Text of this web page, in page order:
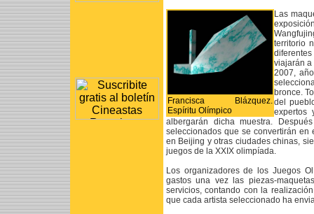
Francisca Blázquez.
Espíritu Olímpico
Las
territorio
viajarán a
2007,
bronce.
del
expertos
albergarán dicha muestra.
seleccionados que se convertirán
en Beijing y otras ciudades chinas,
juegos de la XXIX olimpíada.
Los organizadores de los Juegos
gastos una vez las piezas-
servicios, contando con la
que cada artista seleccionado ha